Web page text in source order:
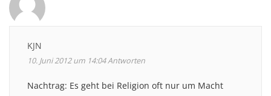
KJN
10. Juni 2012 um 14:04Antworten
Nachtrag: Es geht bei Religion oft nur um Macht